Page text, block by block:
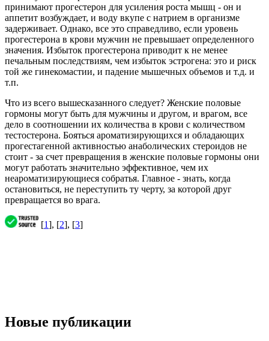
принимают прогестерон для усиления роста мышц - он и
аппетит возбуждает, и воду вкупе с натрием в организме
задерживает. Однако, все это справедливо, если уровень
прогестерона в крови мужчин не превышает определенного
значения. Избыток прогестерона приводит к не менее
печальным последствиям, чем избыток эстрогена: это и риск
той же гинекомастии, и падение мышечных объемов и т.д. и
т.п.
Что из всего вышесказанного следует? Женские половые
гормоны могут быть для мужчины и другом, и врагом, все
дело в соотношении их количества в крови с количеством
тестостерона. Бояться ароматизирующихся и обладающих
прогестагенной активностью анаболических стероидов не
стоит - за счет превращения в женские половые гормоны они
могут работать значительно эффективное, чем их
неароматизирующиеся собратья. Главное - знать, когда
остановиться, не переступить ту черту, за которой друг
превращается во врага.
[1], [2], [3]
Новые публикации